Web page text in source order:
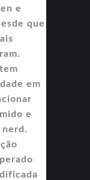
e
que
em
e
nerd.